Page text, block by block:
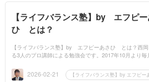
【ライフバランス塾】by エフピー
ひ とは？
【ライフバランス塾】by エフピーあさひ とは？西
る3人のプロ講師による勉強会です。2017年10月より毎
『お金の健康』...
2026-02-21 【ライフバランス塾】by エフピー